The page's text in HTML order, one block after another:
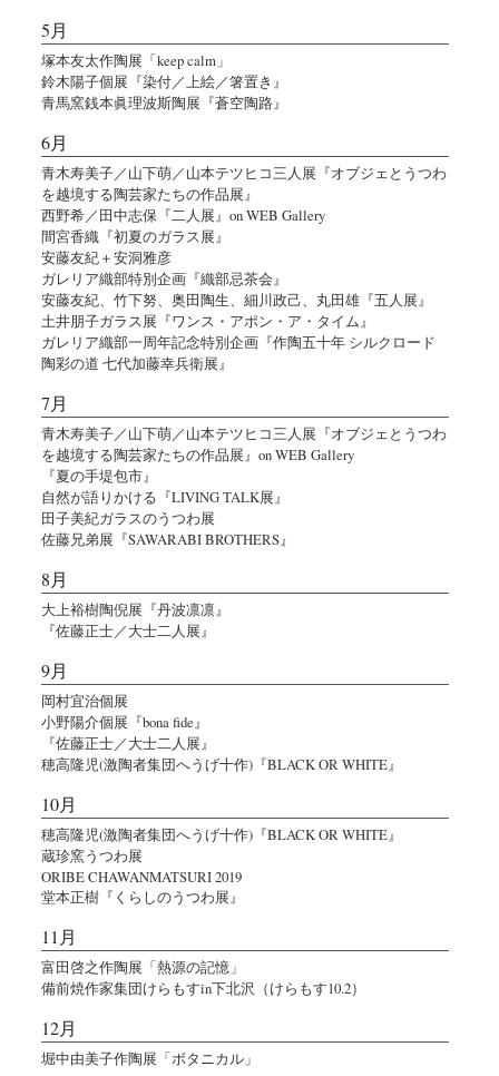
5月
塚本友太作陶展「keep calm」
鈴木陽子個展『染付／上絵／箸置き』
青馬窯銭本眞理波斯陶展『蒼空陶路』
6月
青木寿美子／山下萌／山本テツヒコ三人展『オブジェとうつわ
を越境する陶芸家たちの作品展』
西野希／田中志保『二人展』on WEB Gallery
間宮香織『初夏のガラス展』
安藤友紀＋安洞雅彦
ガレリア織部特別企画『織部忌茶会』
安藤友紀、竹下努、奥田陶生、細川政己、丸田雄『五人展』
土井朋子ガラス展『ワンス・アポン・ア・タイム』
ガレリア織部一周年記念特別企画『作陶五十年 シルクロード
陶彩の道 七代加藤幸兵衛展』
7月
青木寿美子／山下萌／山本テツヒコ三人展『オブジェとうつわ
を越境する陶芸家たちの作品展』on WEB Gallery
『夏の手堤包市』
自然が語りかける『LIVING TALK展』
田子美紀ガラスのうつわ展
佐藤兄弟展『SAWARABI BROTHERS』
8月
大上裕樹陶倪展『丹波凛凛』
『佐藤正士／大士二人展』
9月
岡村宜治個展
小野陽介個展『bona fide』
『佐藤正士／大士二人展』
穂高隆児(激陶者集団へうげ十作)『BLACK OR WHITE』
10月
穂高隆児(激陶者集団へうげ十作)『BLACK OR WHITE』
蔵珍窯うつわ展
ORIBE CHAWANMATSURI 2019
堂本正樹『くらしのうつわ展』
11月
富田啓之作陶展「熱源の記憶」
備前焼作家集団けらもすin下北沢（けらもす10.2）
12月
堀中由美子作陶展「ボタニカル」